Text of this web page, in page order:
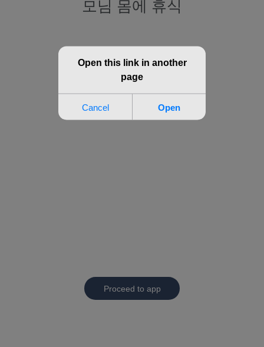
모님 몸에 휴식
Proceed to app